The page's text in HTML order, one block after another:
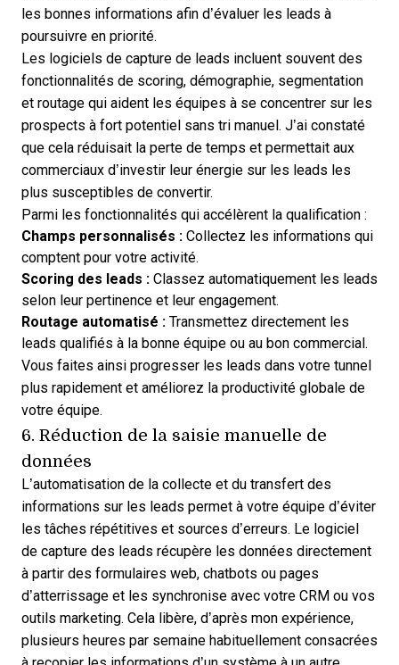
les bonnes informations afin d’évaluer les leads à
poursuivre en priorité.
Les logiciels de capture de leads incluent souvent des
fonctionnalités de scoring, démographie, segmentation
et routage qui aident les équipes à se concentrer sur les
prospects à fort potentiel sans tri manuel. J’ai constaté
que cela réduisait la perte de temps et permettait aux
commerciaux d’investir leur énergie sur les leads les
plus susceptibles de convertir.
Parmi les fonctionnalités qui accélèrent la qualification :
Champs personnalisés : Collectez les informations qui
comptent pour votre activité.
Scoring des leads : Classez automatiquement les leads
selon leur pertinence et leur engagement.
Routage automatisé : Transmettez directement les
leads qualifiés à la bonne équipe ou au bon commercial.
Vous faites ainsi progresser les leads dans votre tunnel
plus rapidement et améliorez la productivité globale de
votre équipe.
6. Réduction de la saisie manuelle de
données
L’automatisation de la collecte et du transfert des
informations sur les leads permet à votre équipe d’éviter
les tâches répétitives et sources d’erreurs. Le logiciel
de capture des leads récupère les données directement
à partir des formulaires web, chatbots ou pages
d’atterrissage et les synchronise avec votre CRM ou vos
outils marketing. Cela libère, d’après mon expérience,
plusieurs heures par semaine habituellement consacrées